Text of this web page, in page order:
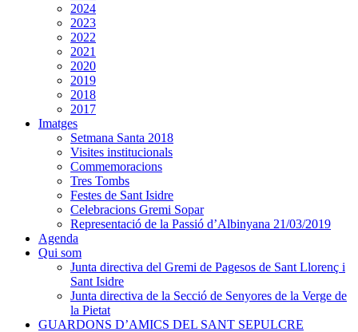
2024
2023
2022
2021
2020
2019
2018
2017
Imatges
Setmana Santa 2018
Visites institucionals
Commemoracions
Tres Tombs
Festes de Sant Isidre
Celebracions Gremi Sopar
Representació de la Passió d’Albinyana 21/03/2019
Agenda
Qui som
Junta directiva del Gremi de Pagesos de Sant Llorenç i
Sant Isidre
Junta directiva de la Secció de Senyores de la Verge de
la Pietat
GUARDONS D’AMICS DEL SANT SEPULCRE